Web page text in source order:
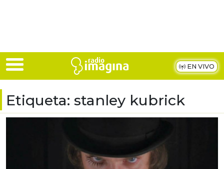
EN VIVO
Etiqueta: stanley kubrick